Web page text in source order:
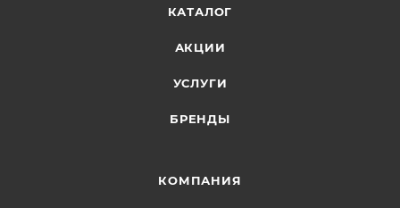
КАТАЛОГ
АКЦИИ
УСЛУГИ
БРЕНДЫ
КОМПАНИЯ